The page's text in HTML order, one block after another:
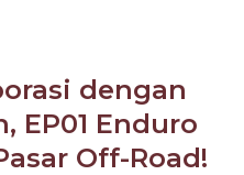
dengan
EP01 Enduro
Off-Road!